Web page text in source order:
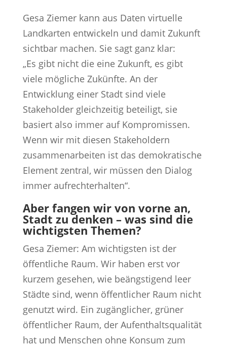
Gesa Ziemer kann aus Daten virtuelle
Landkarten entwickeln und damit Zukunft
sichtbar machen. Sie sagt ganz klar:
„Es gibt nicht die eine Zukunft, es gibt
viele mögliche Zukünfte. An der
Entwicklung einer Stadt sind viele
Stakeholder gleichzeitig beteiligt, sie
basiert also immer auf Kompromissen.
Wenn wir mit diesen Stakeholdern
zusammenarbeiten ist das demokratische
Element zentral, wir müssen den Dialog
immer aufrechterhalten“.
Aber fangen wir von vorne an,
Stadt zu denken – was sind die
wichtigsten Themen?
Gesa Ziemer: Am wichtigsten ist der
öffentliche Raum. Wir haben erst vor
kurzem gesehen, wie beängstigend leer
Städte sind, wenn öffentlicher Raum nicht
genutzt wird. Ein zugänglicher, grüner
öffentlicher Raum, der Aufenthaltsqualität
hat und Menschen ohne Konsum zum